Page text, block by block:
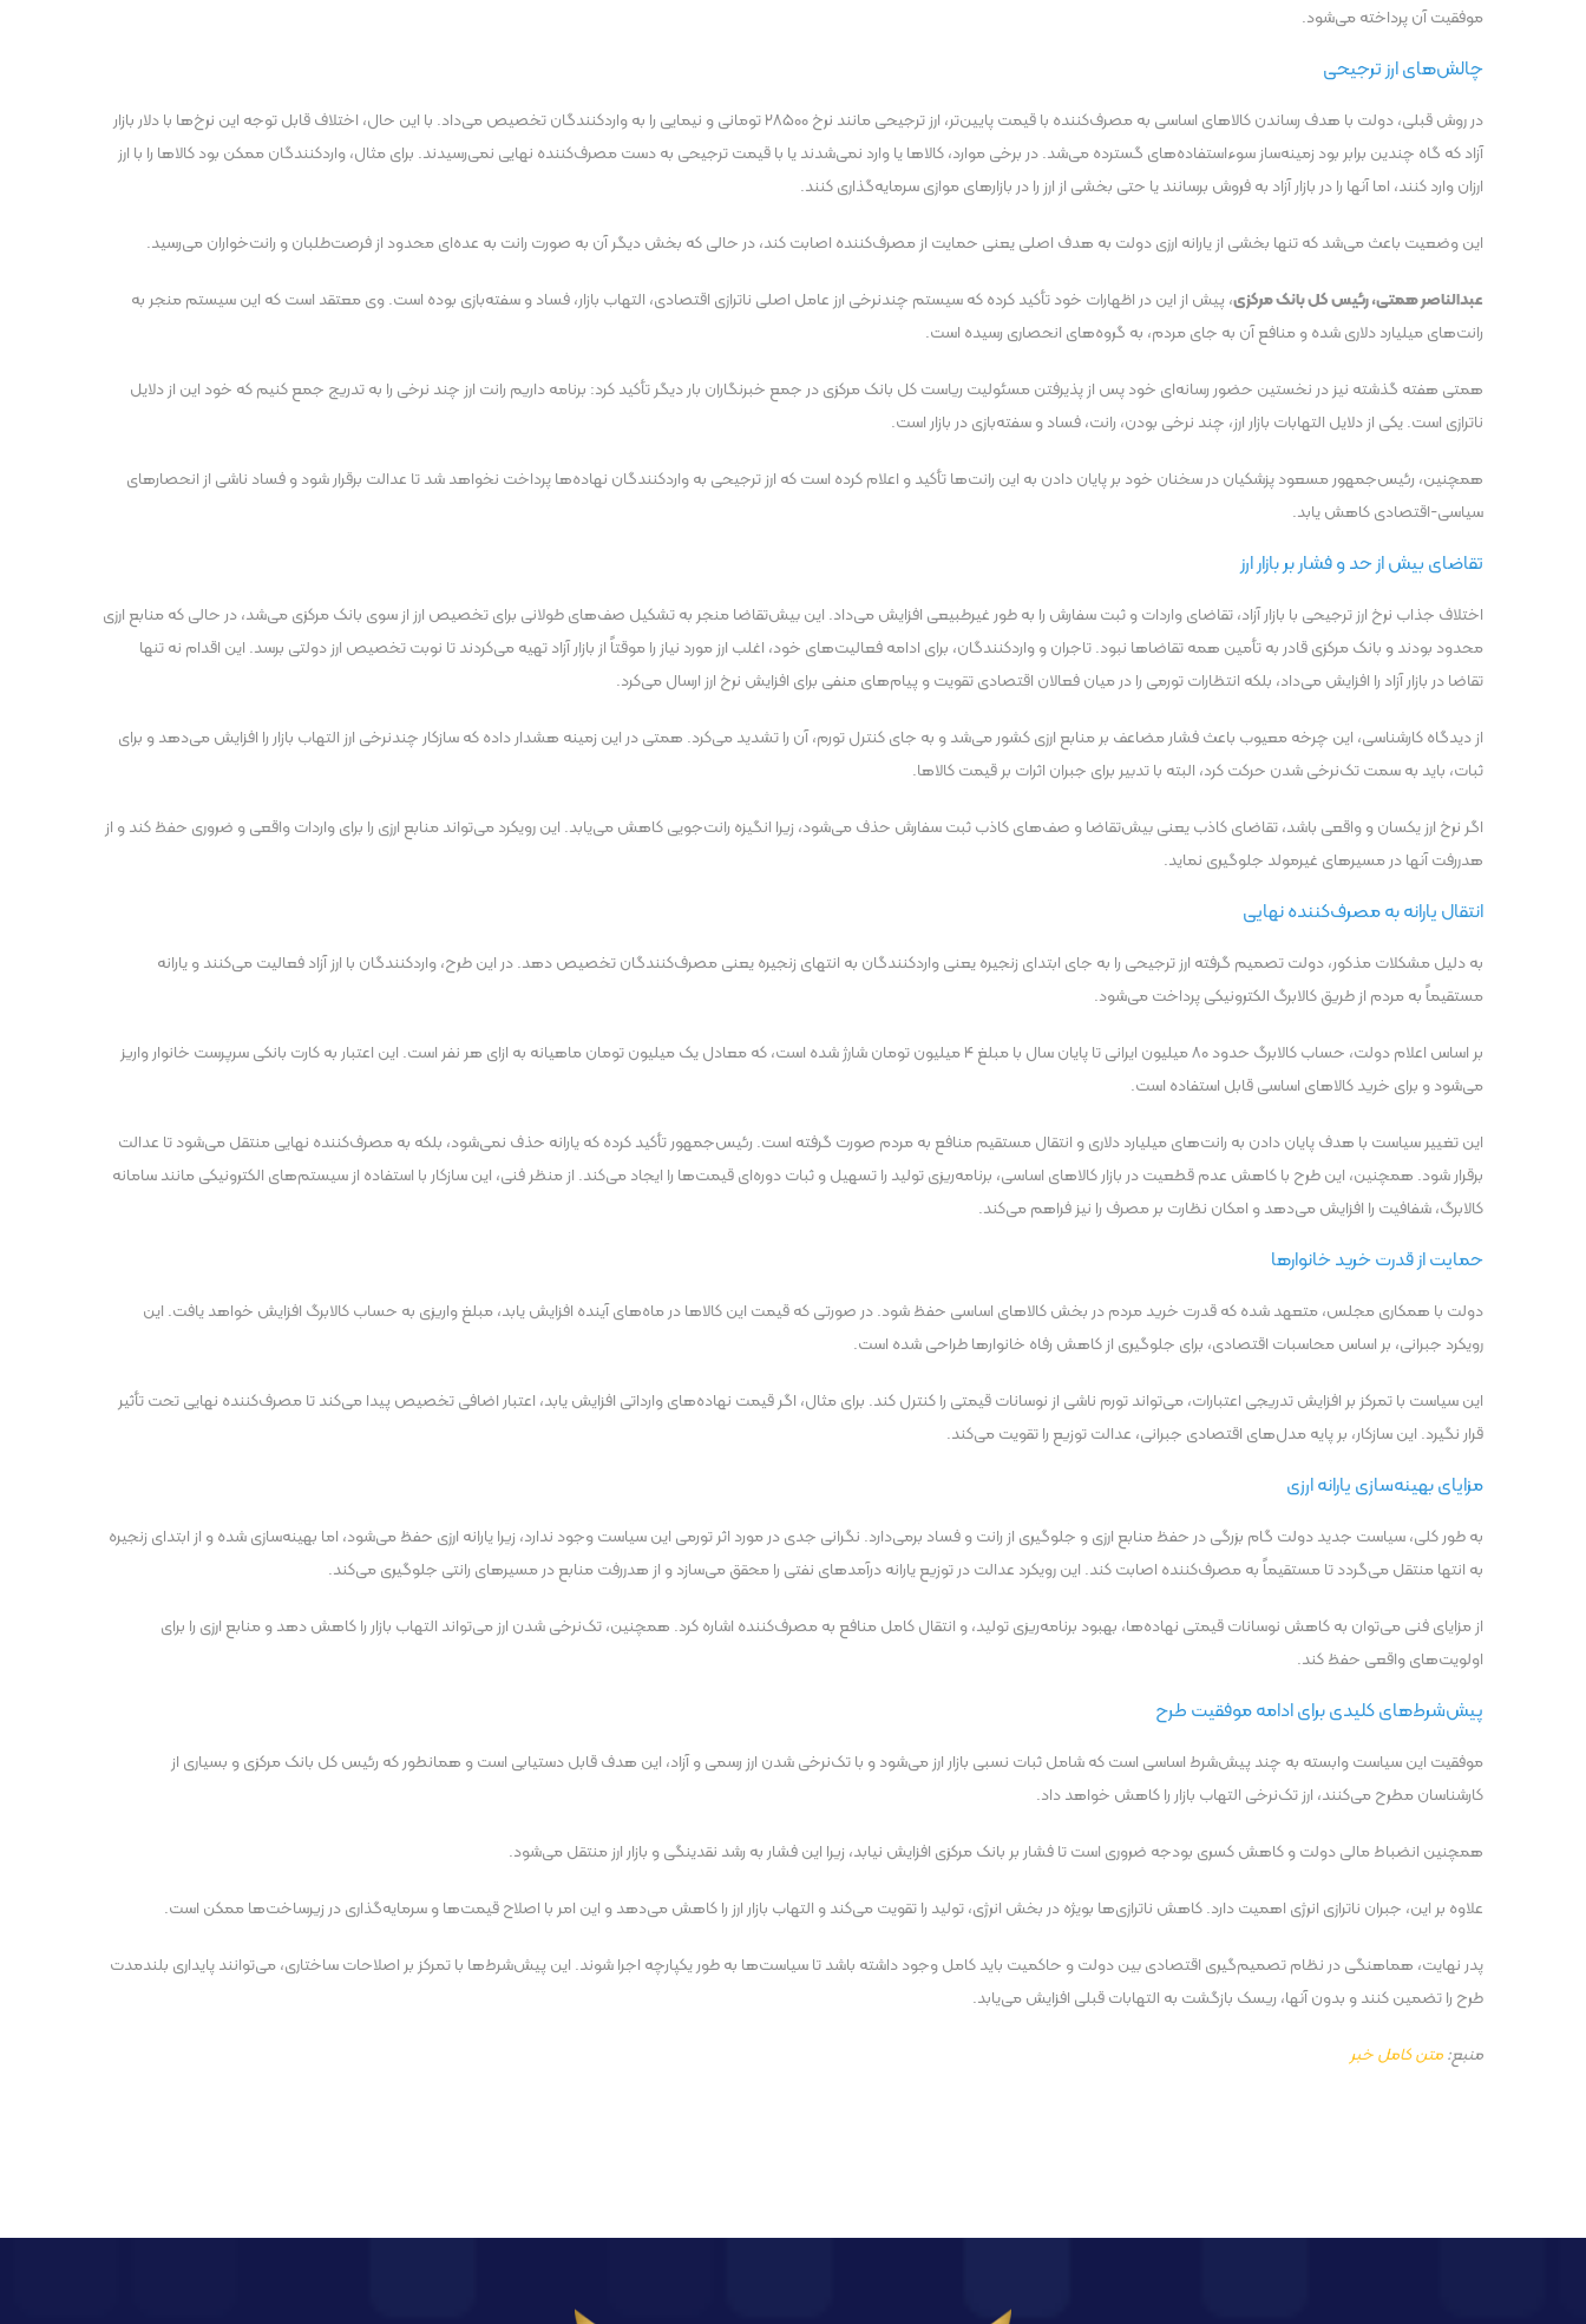
موفقیت آن پرداخته می‌شود.
چالش‌های ارز ترجیحی
در روش قبلی، دولت با هدف رساندن کالا‌های اساسی به مصرف‌کننده با قیمت پایین‌تر، ارز ترجیحی مانند نرخ ۲۸۵۰۰ تومانی و نیمایی را به واردکنندگان تخصیص می‌داد. با این حال، اختلاف قابل توجه این نرخ‌ها با دلار بازار
آزاد که گاه چندین برابر بود زمینه‌ساز سوءاستفاده‌های گسترده می‌شد. در برخی موارد، کالا‌ها یا وارد نمی‌شدند یا با قیمت ترجیحی به دست مصرف‌کننده نهایی نمی‌رسیدند. برای مثال، واردکنندگان ممکن بود کالا‌ها را با ارز
ارزان وارد کنند، اما آنها را در بازار آزاد به فروش برسانند یا حتی بخشی از ارز را در بازار‌های موازی سرمایه‌گذاری کنند.
این وضعیت باعث می‌شد که تنها بخشی از یارانه ارزی دولت به هدف اصلی یعنی حمایت از مصرف‌کننده اصابت کند، در حالی که بخش دیگر آن به صورت رانت به عده‌ای محدود از فرصت‌طلبان و رانت‌خواران می‌رسید.
عبدالناصر همتی، رئیس کل بانک مرکزی، پیش از این در اظهارات خود تأکید کرده که سیستم چندنرخی ارز عامل اصلی ناترازی اقتصادی، التهاب بازار، فساد و سفته‌بازی بوده است. وی معتقد است که این سیستم منجر به
رانت‌های میلیارد دلاری شده و منافع آن به جای مردم، به گروه‌های انحصاری رسیده است.
همتی هفته گذشته نیز در نخستین حضور رسانه‌ای خود پس از پذیرفتن مسئولیت ریاست کل بانک مرکزی در جمع خبرنگاران بار دیگر تأکید کرد: برنامه داریم رانت ارز چند نرخی را به تدریج جمع کنیم که خود این از دلایل
ناترازی است. یکی از دلایل التهابات بازار ارز، چند نرخی بودن، رانت، فساد و سفته‌بازی در بازار است.
همچنین، رئیس‌جمهور مسعود پزشکیان در سخنان خود بر پایان دادن به این رانت‌ها تأکید و اعلام کرده است که ارز ترجیحی به واردکنندگان نهاده‌ها پرداخت نخواهد شد تا عدالت برقرار شود و فساد ناشی از انحصار‌های
سیاسی-اقتصادی کاهش یابد.
تقاضای بیش از حد و فشار بر بازار ارز
اختلاف جذاب نرخ ارز ترجیحی با بازار آزاد، تقاضای واردات و ثبت سفارش را به طور غیرطبیعی افزایش می‌داد. این بیش‌تقاضا منجر به تشکیل صف‌های طولانی برای تخصیص ارز از سوی بانک مرکزی می‌شد، در حالی که منابع ارزی
محدود بودند و بانک مرکزی قادر به تأمین همه تقاضا‌ها نبود. تاجران و واردکنندگان، برای ادامه فعالیت‌های خود، اغلب ارز مورد نیاز را موقتاً از بازار آزاد تهیه می‌کردند تا نوبت تخصیص ارز دولتی برسد. این اقدام نه تنها
تقاضا در بازار آزاد را افزایش می‌داد، بلکه انتظارات تورمی را در میان فعالان اقتصادی تقویت و پیام‌های منفی برای افزایش نرخ ارز ارسال می‌کرد.
از دیدگاه کارشناسی، این چرخه معیوب باعث فشار مضاعف بر منابع ارزی کشور می‌شد و به جای کنترل تورم، آن را تشدید می‌کرد. همتی در این زمینه هشدار داده که سازکار چندنرخی ارز التهاب بازار را افزایش می‌دهد و برای
ثبات، باید به سمت تک‌نرخی شدن حرکت کرد، البته با تدبیر برای جبران اثرات بر قیمت کالاها.
اگر نرخ ارز یکسان و واقعی باشد، تقاضای کاذب یعنی بیش‌تقاضا و صف‌های کاذب ثبت سفارش حذف می‌شود، زیرا انگیزه رانت‌جویی کاهش می‌یابد. این رویکرد می‌تواند منابع ارزی را برای واردات واقعی و ضروری حفظ کند و از
هدررفت آنها در مسیر‌های غیرمولد جلوگیری نماید.
انتقال یارانه به مصرف‌کننده نهایی
به دلیل مشکلات مذکور، دولت تصمیم گرفته ارز ترجیحی را به جای ابتدای زنجیره یعنی واردکنندگان به انتهای زنجیره یعنی مصرف‌کنندگان تخصیص دهد. در این طرح، واردکنندگان با ارز آزاد فعالیت می‌کنند و یارانه
مستقیماً به مردم از طریق کالابرگ الکترونیکی پرداخت می‌شود.
بر اساس اعلام دولت، حساب کالابرگ حدود ۸۰ میلیون ایرانی تا پایان سال با مبلغ ۴ میلیون تومان شارژ شده است، که معادل یک میلیون تومان ماهیانه به ازای هر نفر است. این اعتبار به کارت بانکی سرپرست خانوار واریز
می‌شود و برای خرید کالا‌های اساسی قابل استفاده است.
این تغییر سیاست با هدف پایان دادن به رانت‌های میلیارد دلاری و انتقال مستقیم منافع به مردم صورت گرفته است. رئیس‌جمهور تأکید کرده که یارانه حذف نمی‌شود، بلکه به مصرف‌کننده نهایی منتقل می‌شود تا عدالت
برقرار شود. همچنین، این طرح با کاهش عدم قطعیت در بازار کالا‌های اساسی، برنامه‌ریزی تولید را تسهیل و ثبات دوره‌ای قیمت‌ها را ایجاد می‌کند. از منظر فنی، این سازکار با استفاده از سیستم‌های الکترونیکی مانند سامانه
کالابرگ، شفافیت را افزایش می‌دهد و امکان نظارت بر مصرف را نیز فراهم می‌کند.
حمایت از قدرت خرید خانوار‌ها
دولت با همکاری مجلس، متعهد شده که قدرت خرید مردم در بخش کالا‌های اساسی حفظ شود. در صورتی که قیمت این کالا‌ها در ماه‌های آینده افزایش یابد، مبلغ واریزی به حساب کالابرگ افزایش خواهد یافت. این
رویکرد جبرانی، بر اساس محاسبات اقتصادی، برای جلوگیری از کاهش رفاه خانوار‌ها طراحی شده است.
این سیاست با تمرکز بر افزایش تدریجی اعتبارات، می‌تواند تورم ناشی از نوسانات قیمتی را کنترل کند. برای مثال، اگر قیمت نهاده‌های وارداتی افزایش یابد، اعتبار اضافی تخصیص پیدا می‌کند تا مصرف‌کننده نهایی تحت تأثیر
قرار نگیرد. این سازکار، بر پایه مدل‌های اقتصادی جبرانی، عدالت توزیع را تقویت می‌کند.
مزایای بهینه‌سازی یارانه ارزی
به طور کلی، سیاست جدید دولت گام بزرگی در حفظ منابع ارزی و جلوگیری از رانت و فساد برمی‌دارد. نگرانی جدی در مورد اثر تورمی این سیاست وجود ندارد، زیرا یارانه ارزی حفظ می‌شود، اما بهینه‌سازی شده و از ابتدای زنجیره
به انتها منتقل می‌گردد تا مستقیماً به مصرف‌کننده اصابت کند. این رویکرد عدالت در توزیع یارانه درآمد‌های نفتی را محقق می‌سازد و از هدررفت منابع در مسیر‌های رانتی جلوگیری می‌کند.
از مزایای فنی می‌توان به کاهش نوسانات قیمتی نهاده‌ها، بهبود برنامه‌ریزی تولید، و انتقال کامل منافع به مصرف‌کننده اشاره کرد. همچنین، تک‌نرخی شدن ارز می‌تواند التهاب بازار را کاهش دهد و منابع ارزی را برای
اولویت‌های واقعی حفظ کند.
پیش‌شرط‌های کلیدی برای ادامه موفقیت طرح
موفقیت این سیاست وابسته به چند پیش‌شرط اساسی است که شامل ثبات نسبی بازار ارز می‌شود و با تک‌نرخی شدن ارز رسمی و آزاد، این هدف قابل دستیابی است و همانطور که رئیس کل بانک مرکز‌ی و بسیاری از
کارشناسان مطرح می‌کنند، ارز تک‌نرخی التهاب بازار را کاهش خواهد داد.
همچنین انضباط مالی دولت و کاهش کسری بودجه ضروری است تا فشار بر بانک مرکزی افزایش نیابد، زیرا این فشار به رشد نقدینگی و بازار ارز منتقل می‌شود.
علاوه بر این، جبران ناترازی انرژی اهمیت دارد. کاهش ناترازی‌ها بویژه در بخش انرژی، تولید را تقویت می‌کند و التهاب بازار ارز را کاهش می‌دهد و این امر با اصلاح قیمت‌ها و سرمایه‌گذاری در زیرساخت‌ها ممکن است.
پدر نهایت، هماهنگی در نظام تصمیم‌گیری اقتصادی بین دولت و حاکمیت باید کامل وجود داشته باشد تا سیاست‌ها به طور یکپارچه اجرا شوند. این پیش‌شرط‌ها با تمرکز بر اصلاحات ساختاری، می‌توانند پایداری بلندمدت
طرح را تضمین کنند و بدون آنها، ریسک بازگشت به التهابات قبلی افزایش می‌یابد.
منبع:متن کامل خبر